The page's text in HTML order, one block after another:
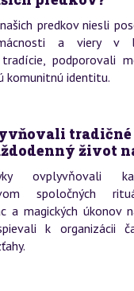
predkov niesli
a viery v
podporovali
komunitnú identitu.
tradičné
život
ovplyvňovali
spoločných
a magických úkonov
k organizácii